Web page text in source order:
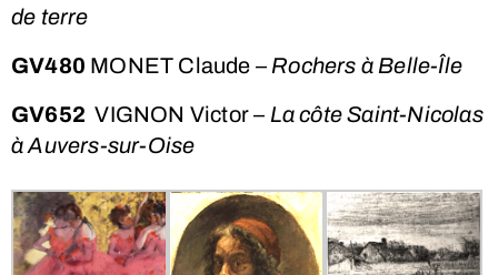
de terre
GV480 MONET Claude – Rochers à Belle-Île
GV652 VIGNON Victor – La côte Saint-Nicolas
à Auvers-sur-Oise